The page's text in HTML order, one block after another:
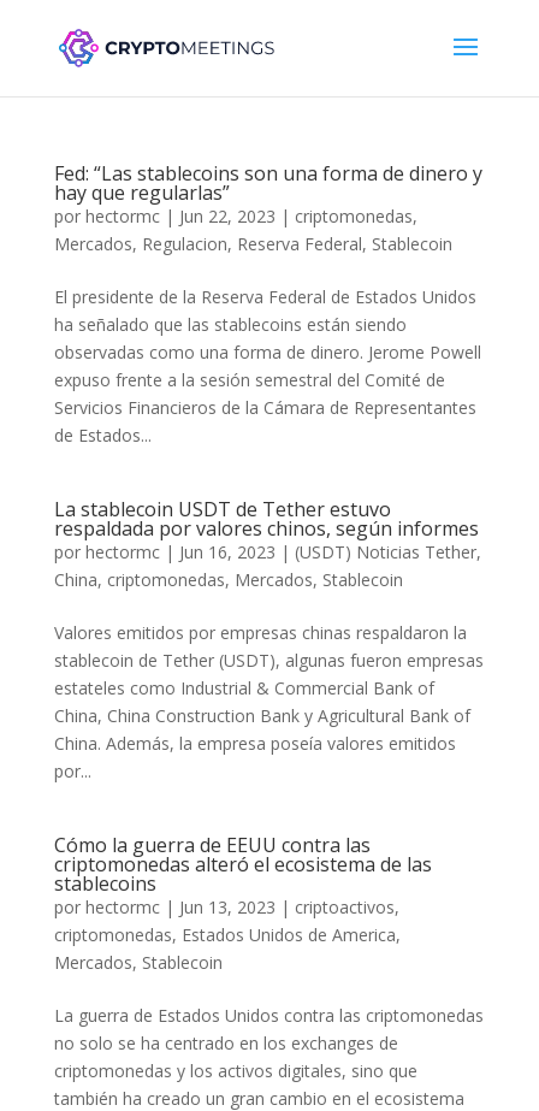
Fed: “Las stablecoins son una forma de dinero y
hay que regularlas”
por hectormc| Jun 22, 2023 | criptomonedas,
Mercados, Regulacion, Reserva Federal, Stablecoin
El presidente de la Reserva Federal de Estados Unidos
ha señalado que las stablecoins están siendo
observadas como una forma de dinero. Jerome Powell
expuso frente a la sesión semestral del Comité de
Servicios Financieros de la Cámara de Representantes
de Estados...
La stablecoin USDT de Tether estuvo
respaldada por valores chinos, según informes
por hectormc| Jun 16, 2023 | (USDT) Noticias Tether,
China, criptomonedas, Mercados, Stablecoin
Valores emitidos por empresas chinas respaldaron la
stablecoin de Tether (USDT), algunas fueron empresas
estateles como Industrial & Commercial Bank of
China, China Construction Bank y Agricultural Bank of
China. Además, la empresa poseía valores emitidos
por...
Cómo la guerra de EEUU contra las
criptomonedas alteró el ecosistema de las
stablecoins
por hectormc| Jun 13, 2023 | criptoactivos,
criptomonedas, Estados Unidos de America,
Mercados, Stablecoin
La guerra de Estados Unidos contra las criptomonedas
no solo se ha centrado en los exchanges de
criptomonedas y los activos digitales, sino que
también ha creado un gran cambio en el ecosistema